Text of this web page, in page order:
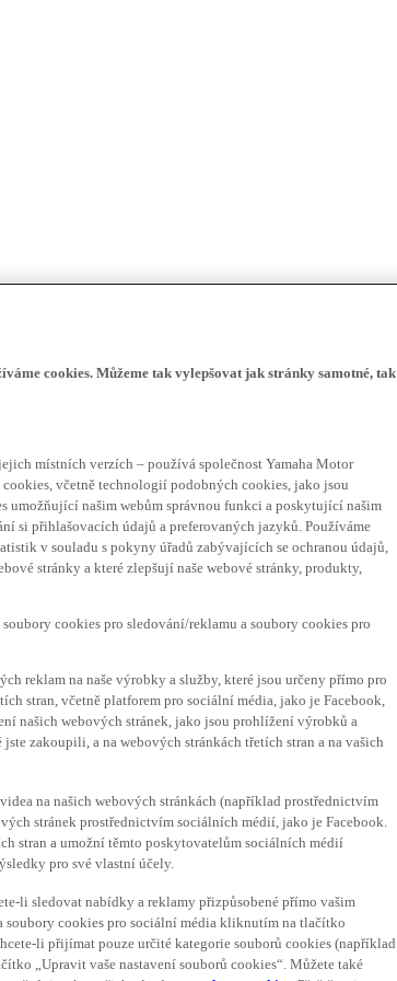
cookies. Můžeme tak vylepšovat jak stránky samotné, tak
místních verzích – používá společnost Yamaha Motor
včetně technologií podobných cookies, jako jsou
umožňující našim webům správnou funkci a poskytující našim
si přihlašovacích údajů a preferovaných jazyků. Používáme
v souladu s pokyny úřadů zabývajících se ochranou údajů,
stránky a které zlepšují naše webové stránky, produkty,
cookies pro sledování/reklamu a soubory cookies pro
reklam na naše výrobky a služby, které jsou určeny přímo pro
stran, včetně platforem pro sociální média, jako je Facebook,
našich webových stránek, jako jsou prohlížení výrobků a
zakoupili, a na webových stránkách třetích stran a na vašich
na našich webových stránkách (například prostřednictvím
stránek prostřednictvím sociálních médií, jako je Facebook.
stran a umožní těmto poskytovatelům sociálních médií
pro své vlastní účely.
li sledovat nabídky a reklamy přizpůsobené přímo vašim
soubory cookies pro sociální média kliknutím na tlačítko
li přijímat pouze určité kategorie souborů cookies (například
„Upravit vaše nastavení souborů cookies“. Můžete také